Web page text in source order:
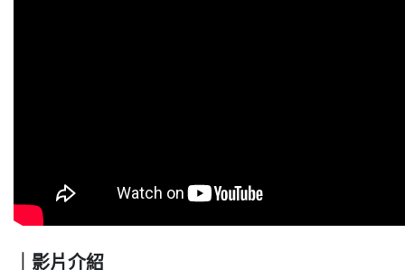
｜影片介紹